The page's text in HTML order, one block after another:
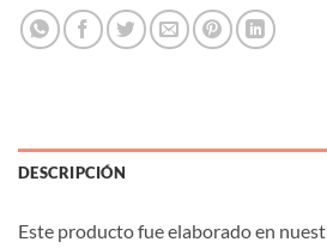
DESCRIPCIÓN
Este producto fue elaborado en